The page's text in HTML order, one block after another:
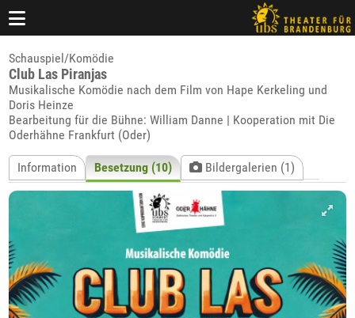
Schauspiel/Komödie
Club Las Piranjas
Musikalische Komödie nach dem Film von Hape Kerkeling und
Doris Heinze
Bearbeitung für die Bühne: William Danne | Kooperation mit Die
Oderhähne Frankfurt (Oder)
Information Besetzung (10) Bildergalerien (1)